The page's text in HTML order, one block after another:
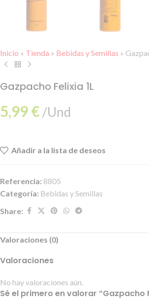
Inicio » Tienda » Bebidas y Semillas »
Gazpacho Felixia 1L
5,99€ /Und
Añadir a la lista de deseos
Referencia: 8805
Categoría: Bebidas y Semillas
Share:
Valoraciones (0)
Valoraciones
No hay valoraciones aún.
Sé el primero en valorar “Gazpacho